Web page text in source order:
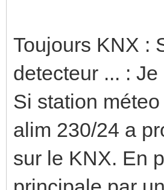
Toujours KNX :
detecteur ... :
Si station
alim 230/24 a
sur le KNX. En